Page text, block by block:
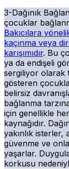
3-Dağınık
çocuklar
Bakıcılara
kaçınma veya
karışımıdır. Bu
ya da endişeli
sergiliyor olarak
gösteren
belirsiz
bağlanma
için genellikle
kaynağıdır.
yakınlık isterler,
güvenme ve
yaşarlar.
korkusu